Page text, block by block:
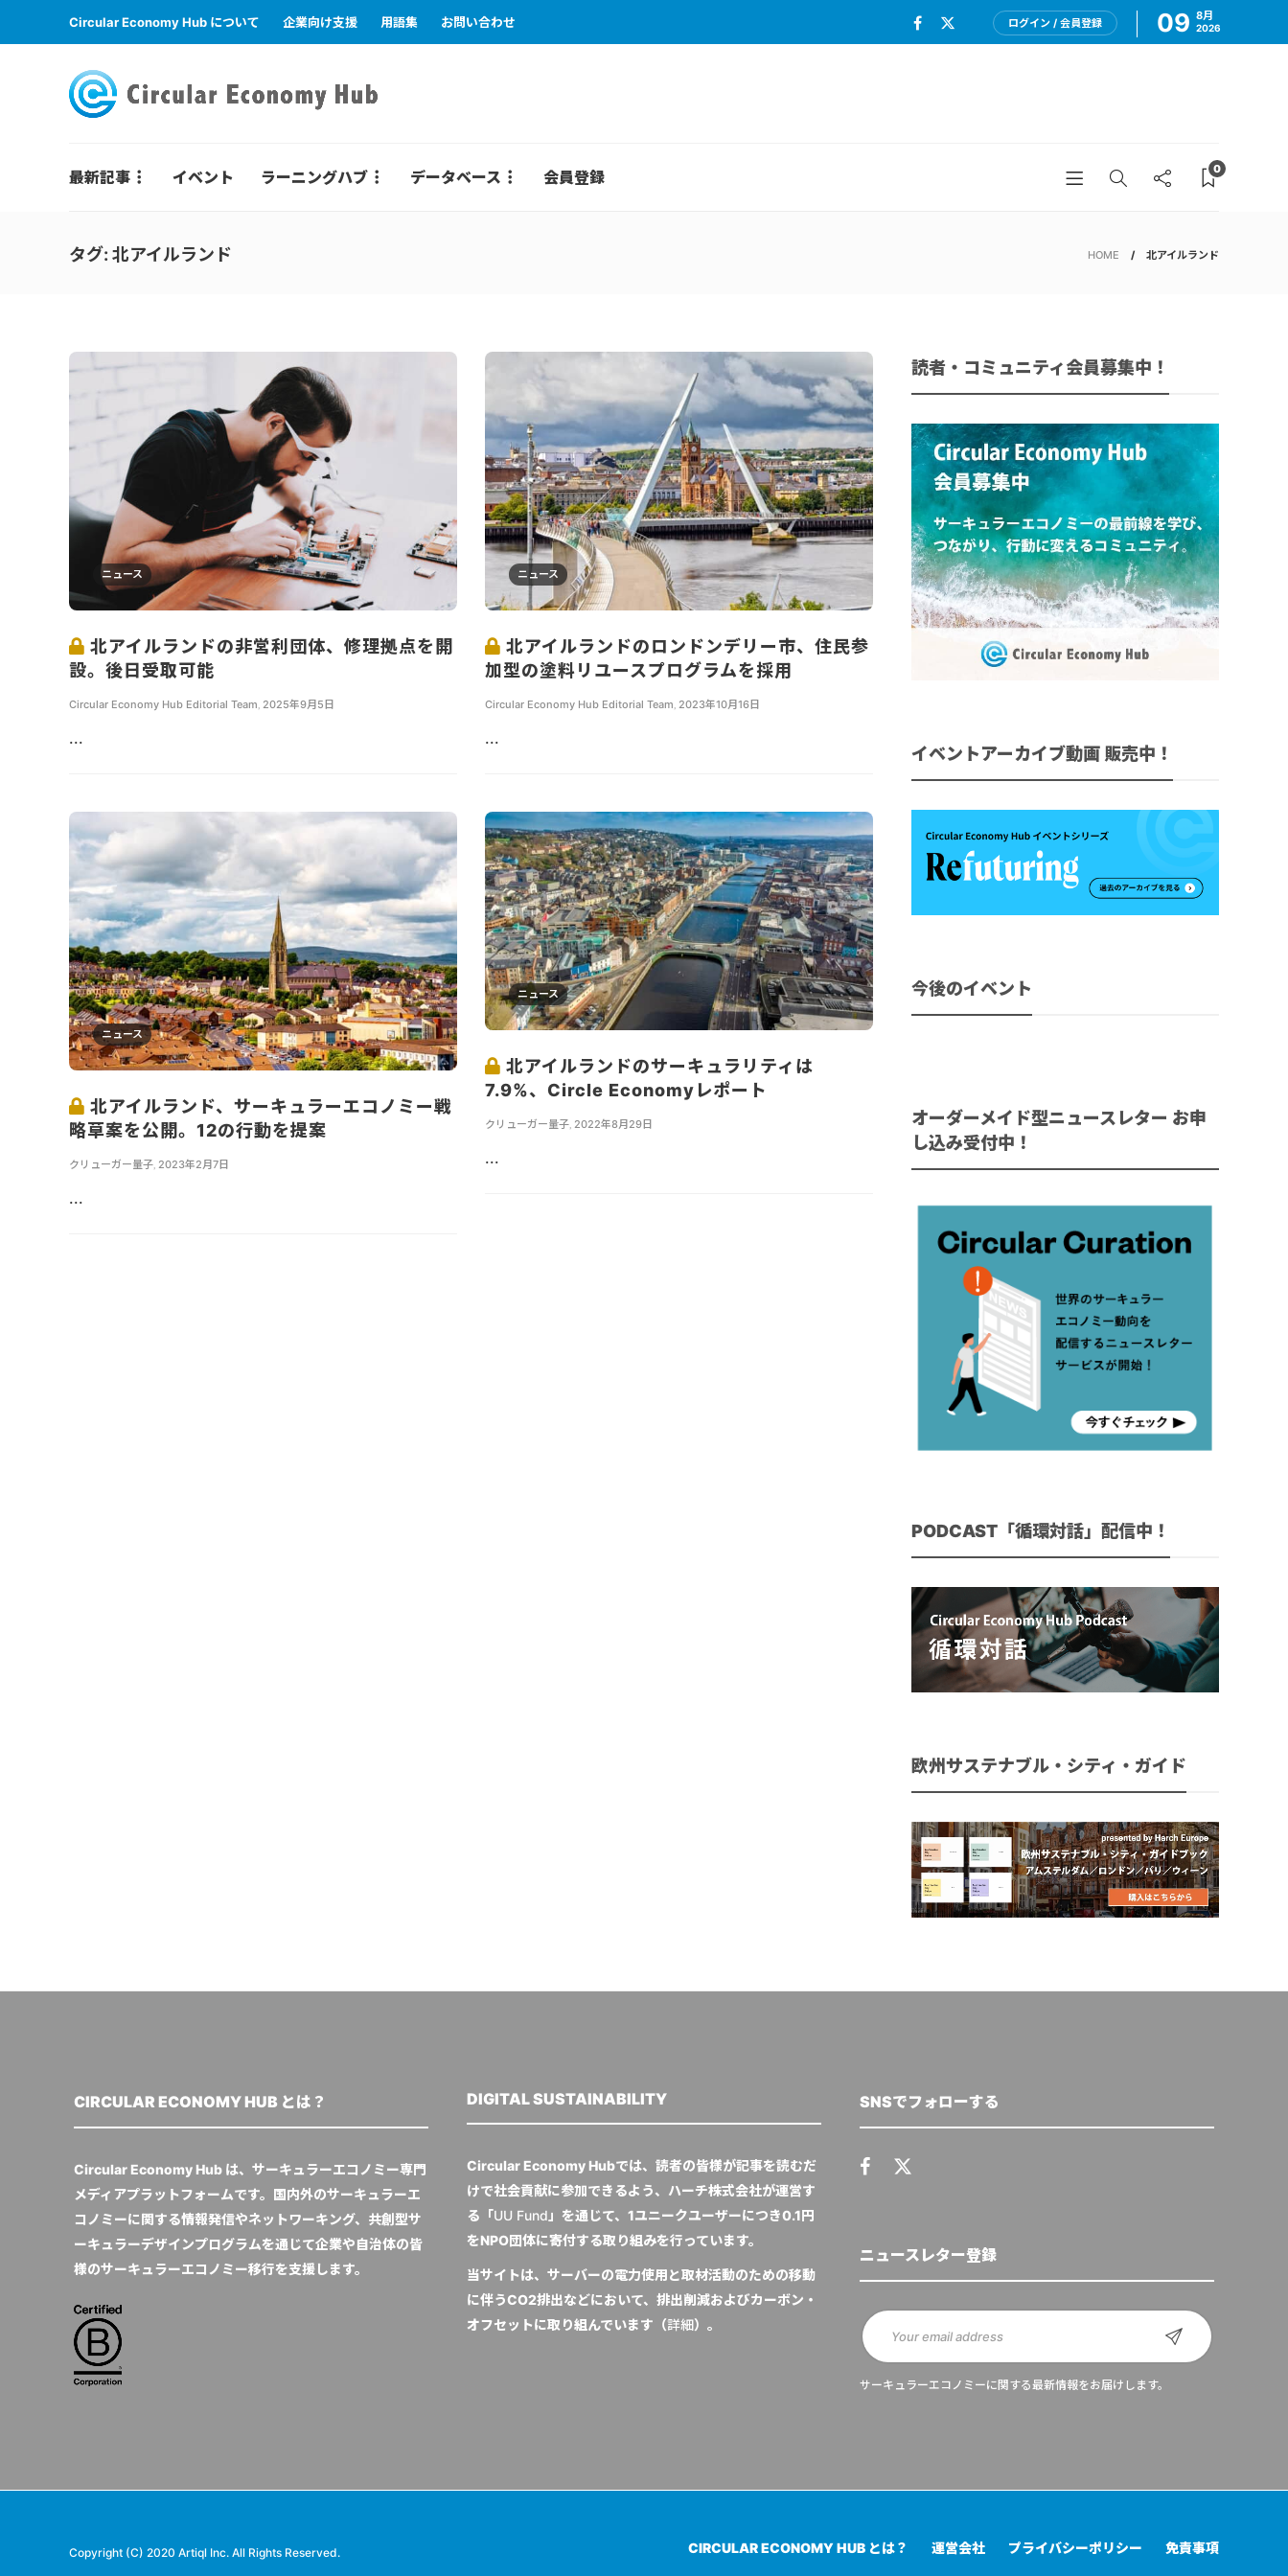
Circular Economy Hub について 企業向け支援 用語集 お問い合わせ ログイン / 会員登録 09 8月
2026
最新記事 イベント ラーニングハブ データベース 会員登録 0
タグ: 北アイルランド HOME 北アイルランド
ニュース
北アイルランドの非営利団体、修理拠点を開
設。後日受取可能
Circular Economy Hub Editorial Team 2025年9月5日
...
ニュース
北アイルランドのロンドンデリー市、住民参
加型の塗料リユースプログラムを採用
Circular Economy Hub Editorial Team 2023年10月16日
...
ニュース
北アイルランド、サーキュラーエコノミー戦
略草案を公開。12の行動を提案
クリューガー量子 2023年2月7日
...
ニュース
北アイルランドのサーキュラリティは
7.9%、Circle Economyレポート
クリューガー量子 2022年8月29日
...
読者・コミュニティ会員募集中！
イベントアーカイブ動画 販売中！
今後のイベント
オーダーメイド型ニュースレター お申
し込み受付中！
PODCAST「循環対話」配信中！
欧州サステナブル・シティ・ガイド
CIRCULAR ECONOMY HUB とは？
Circular Economy Hub は、サーキュラーエコノミー専門
メディアプラットフォームです。国内外のサーキュラーエ
コノミーに関する情報発信やネットワーキング、共創型サ
ーキュラーデザインプログラムを通じて企業や自治体の皆
様のサーキュラーエコノミー移行を支援します。
DIGITAL SUSTAINABILITY
Circular Economy Hubでは、読者の皆様が記事を読むだ
けで社会貢献に参加できるよう、ハーチ株式会社が運営す
る「UU Fund」を通じて、1ユニークユーザーにつき0.1円
をNPO団体に寄付する取り組みを行っています。
当サイトは、サーバーの電力使用と取材活動のための移動
に伴うCO2排出などにおいて、排出削減およびカーボン・
オフセットに取り組んでいます（詳細）。
SNSでフォローする
ニュースレター登録
サーキュラーエコノミーに関する最新情報をお届けします。
Copyright (C) 2020 Artiql Inc. All Rights Reserved. CIRCULAR ECONOMY HUB とは？ 運営会社 プライバシーポリシー 免責事項